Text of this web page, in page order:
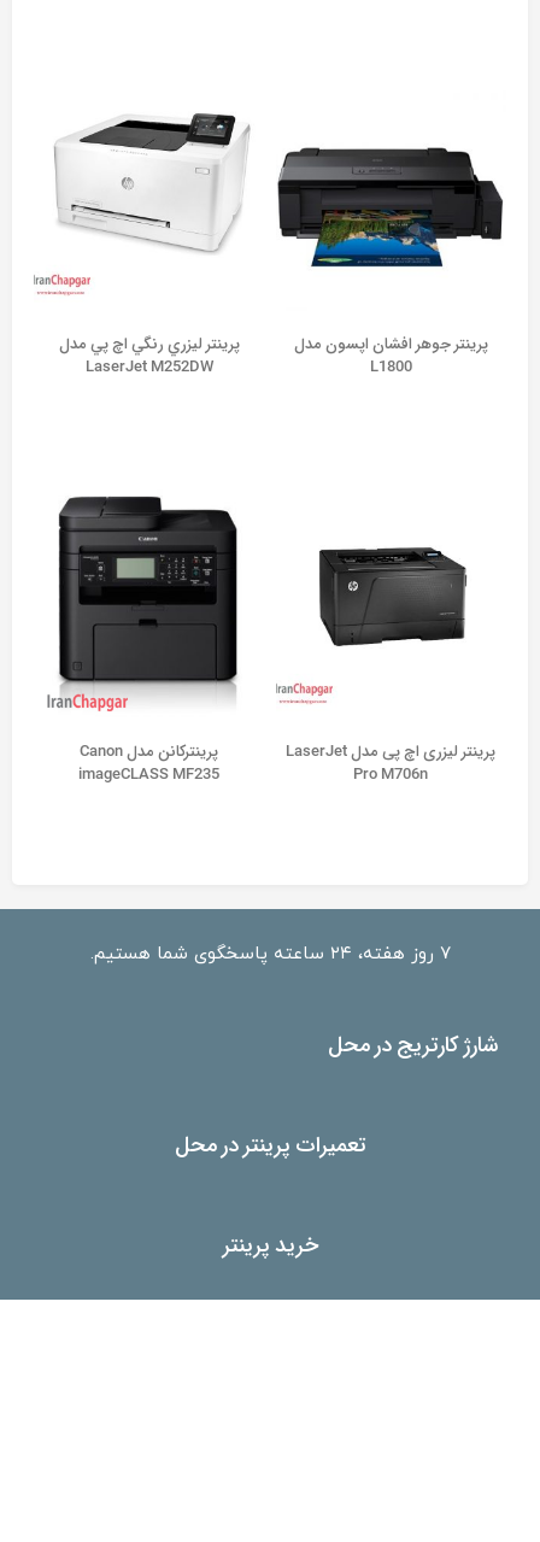
پرينتر جوهر افشان اپسون مدل
L1800
پرينتر ليزري رنگي اچ پي مدل
LaserJet M252DW
پرینتر لیزری اچ پی مدل LaserJet
Pro M706n
پرینترکانن مدل Canon
imageCLASS MF235
۷ روز هفته، ۲۴ ساعته پاسخگوی شما هستیم.
شارژ کارتریج در محل
تعمیرات پرینتر در محل
خرید پرینتر